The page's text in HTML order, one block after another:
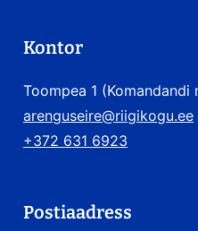
Kontor
Toompea 1 (Komandandi
arenguseire@riigikogu.ee
+372 631 6923
Postiaadress